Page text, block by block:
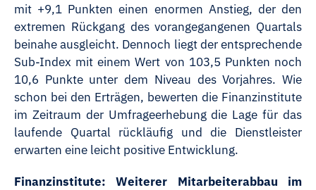
mit +9,1 Punkten einen enormen Anstieg, der den
extremen Rückgang des vorangegangenen Quartals
beinahe ausgleicht. Dennoch liegt der entsprechende
Sub-Index mit einem Wert von 103,5 Punkten noch
10,6 Punkte unter dem Niveau des Vorjahres. Wie
schon bei den Erträgen, bewerten die Finanzinstitute
im Zeitraum der Umfrageerhebung die Lage für das
laufende Quartal rückläufig und die Dienstleister
erwarten eine leicht positive Entwicklung.
Finanzinstitute: Weiterer Mitarbeiterabbau im